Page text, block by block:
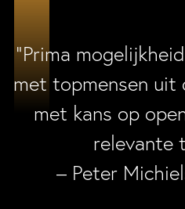
“Prima
met topmensen uit
met kans op
relevante
– Peter